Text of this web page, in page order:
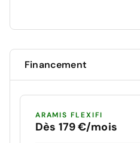
Financement
ARAMIS FLEXIFI
Dès 179 €/mois